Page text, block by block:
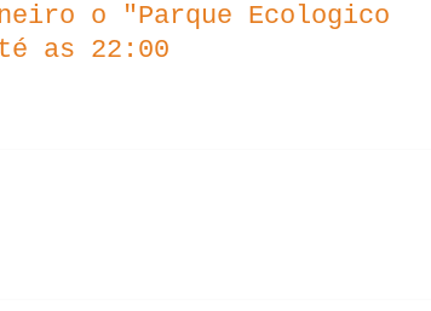
o "Parque Ecologico
as 22:00